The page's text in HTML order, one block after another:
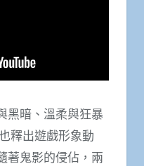
黑暗、溫柔與狂暴
釋出遊戲形象動
著鬼影的侵佔，兩